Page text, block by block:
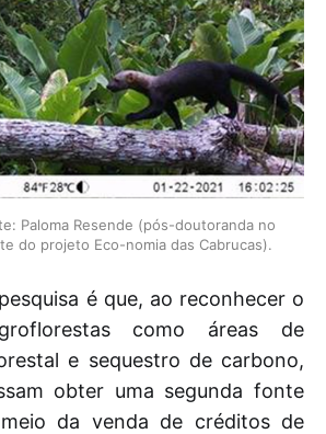
Paloma Resende (pós-doutoranda no
do projeto Eco-nomia das Cabrucas).
é que, ao reconhecer o
como áreas de
e sequestro de carbono,
obter uma segunda fonte
da venda de créditos de